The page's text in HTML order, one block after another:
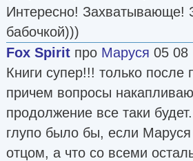
Интересно! Захватывающе!
бабочкой)))
Fox Spirit про Маруся 05 08
Книги супер!!! только
причем вопросы
продолжение все таки будет.
глупо было бы, если Маруся
отцом, а что со всеми